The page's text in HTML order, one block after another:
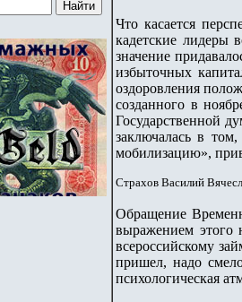
Что касается
кадетские лидеры
значение
избыточных
оздоровления
созданного в
Государственной
заключалась в
мобилизацию»,
Страхов Василий
Обращение
выражением этого
всероссийскому
пришел, надо
психологическая